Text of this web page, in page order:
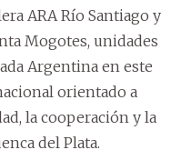
ARA Río Santiago y
Mogotes, unidades
Argentina en este
orientado a
la cooperación y la
del Plata.